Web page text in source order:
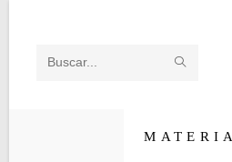
contenidoBuscar